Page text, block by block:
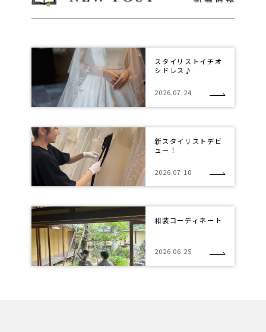
スタイリストイチオ
シドレス♪
2026.07.24
新スタイリストデビ
ュー！
2026.07.10
和装コーディネート
2026.06.25